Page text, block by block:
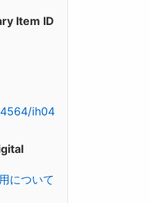
Item ID
ih04
について